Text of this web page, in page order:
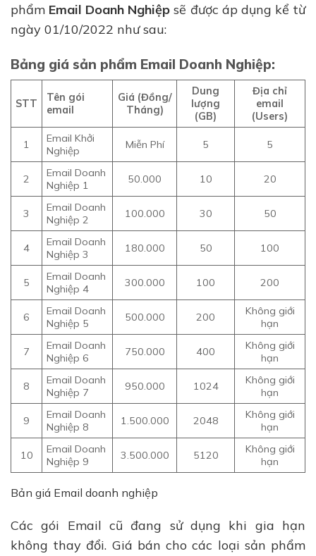
phẩm Email Doanh Nghiệp sẽ được áp dụng kể từ
ngày 01/10/2022 như sau:
Bảng giá sản phẩm Email Doanh Nghiệp:
STT
Tên gói
email
Giá (Đồng/
Tháng)
Dung
lượng
(GB)
Địa chỉ
email
(Users)
1
Email Khởi
Nghiệp
Miễn Phí 5 5
2
Email Doanh
Nghiệp 1
50.000 10 20
3
Email Doanh
Nghiệp 2
100.000 30 50
4
Email Doanh
Nghiệp 3
180.000 50 100
5
Email Doanh
Nghiệp 4
300.000 100 200
6
Email Doanh
Nghiệp 5
500.000 200
Không giới
hạn
7
Email Doanh
Nghiệp 6
750.000 400
Không giới
hạn
8
Email Doanh
Nghiệp 7
950.000 1024
Không giới
hạn
9
Email Doanh
Nghiệp 8
1.500.000 2048
Không giới
hạn
10
Email Doanh
Nghiệp 9
3.500.000 5120
Không giới
hạn
Bản giá Email doanh nghiệp
Các gói Email cũ đang sử dụng khi gia hạn
không thay đổi. Giá bán cho các loại sản phẩm